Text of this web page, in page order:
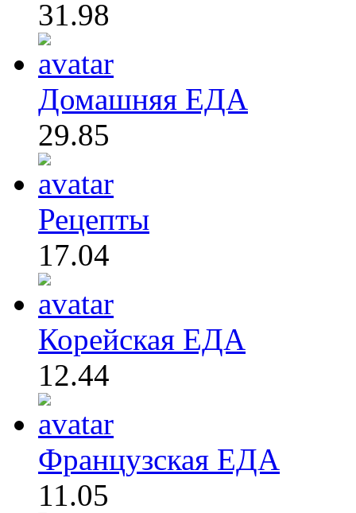
31.98
Домашняя ЕДА
29.85
Рецепты
17.04
Корейская ЕДА
12.44
Французская ЕДА
11.05